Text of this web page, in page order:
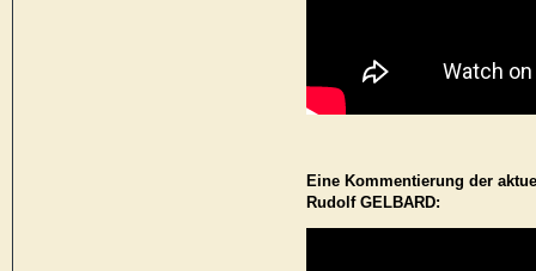
Eine Kommentierung der
Rudolf GELBARD: